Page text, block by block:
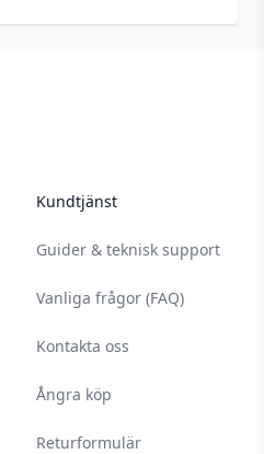
Kundtjänst
Guider & teknisk support
Vanliga frågor (FAQ)
Kontakta oss
Ångra köp
Returformulär